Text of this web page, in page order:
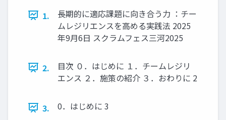
1.
長期的に適応課題に向き合う力 ：チー
ムレジリエンスを高める実践法 2025
年9月6日 スクラムフェス三河2025
2.
目次 ０．はじめに １．チームレジリ
エンス ２．施策の紹介 ３．おわりに 2
3. 0．はじめに 3